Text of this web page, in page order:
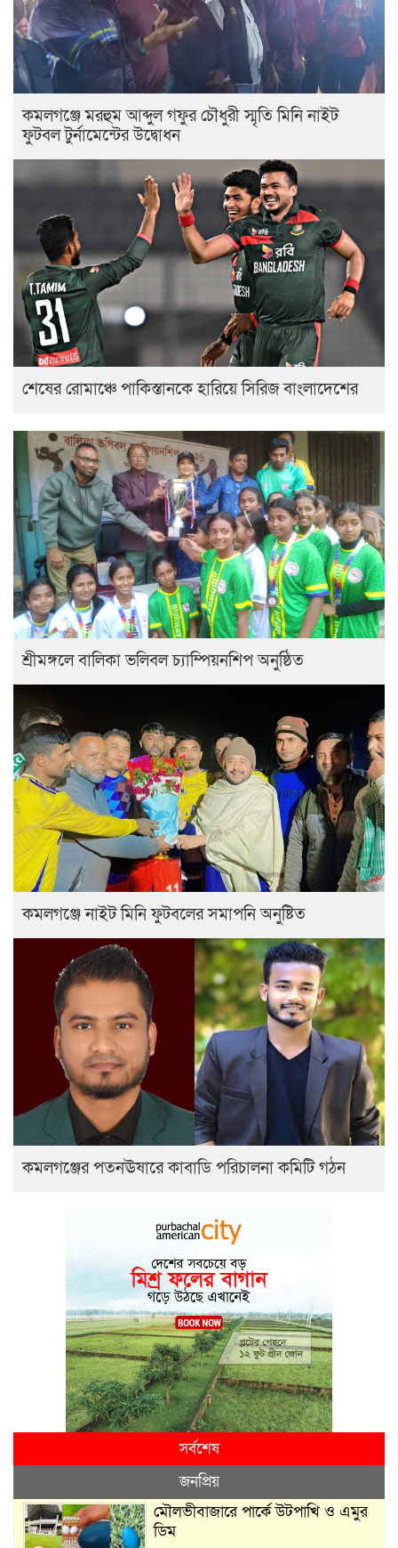
কমলগঞ্জে মরহুম আব্দুল গফুর চৌধুরী স্মৃতি মিনি নাইট
ফুটবল টুর্নামেন্টের উদ্বোধন
শেষের রোমাঞ্চে পাকিস্তানকে হারিয়ে সিরিজ বাংলাদেশের
শ্রীমঙ্গলে বালিকা ভলিবল চ্যাম্পিয়নশিপ অনুষ্ঠিত
কমলগঞ্জে নাইট মিনি ফুটবলের সমাপনি অনুষ্টিত
কমলগঞ্জের পতনঊষারে কাবাডি পরিচালনা কমিটি গঠন
সর্বশেষ
জনপ্রিয়
মৌলভীবাজারে পার্কে উটপাখি ও এমুর
ডিম